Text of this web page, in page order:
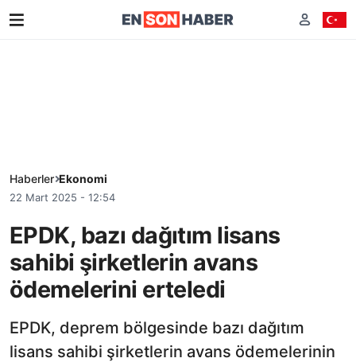
Haberler Ekonomi
22 Mart 2025 - 12:54
EPDK, bazı dağıtım lisans
sahibi şirketlerin avans
ödemelerini erteledi
EPDK, deprem bölgesinde bazı dağıtım
lisans sahibi şirketlerin avans ödemelerinin